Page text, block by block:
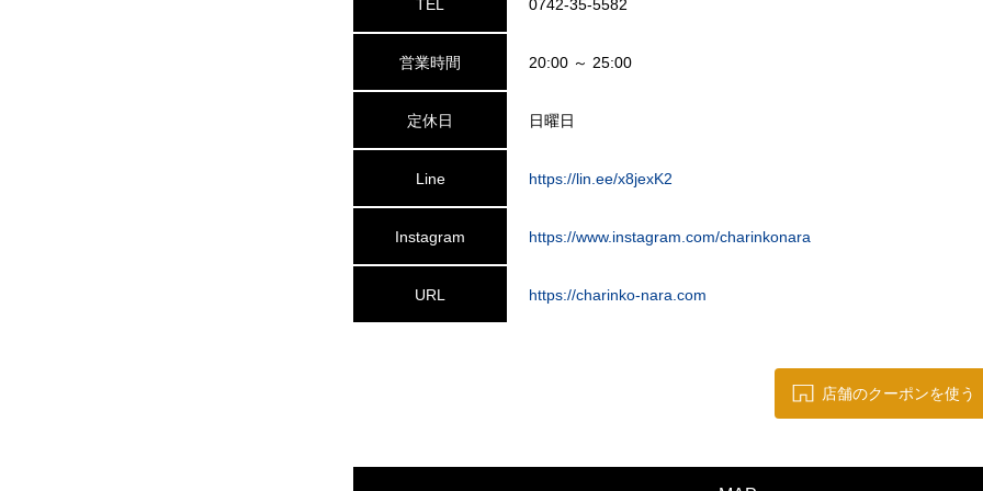
TEL 0742-35-5582
営業時間 20:00 ～ 25:00
定休日 日曜日
Line https://lin.ee/x8jexK2
Instagram https://www.instagram.com/charinkonara
URL https://charinko-nara.com
店舗のクーポンを使う